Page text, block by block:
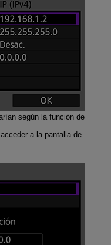
según la función de
a la pantalla de